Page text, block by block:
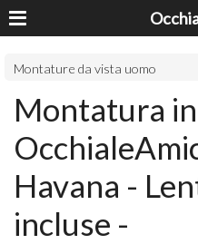
Montature da vista uomo
Montatura
Havana -
incluse -